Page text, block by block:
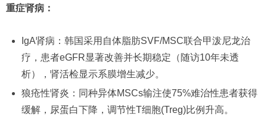
重症肾病：
IgA肾病：韩国采用自体脂肪SVF/MSC联合甲泼尼龙治
疗，患者eGFR显著改善并长期稳定（随访10年未透
析），肾活检显示系膜增生减少。
狼疮性肾炎：同种异体MSCs输注使75%难治性患者获得
缓解，尿蛋白下降，调节性T细胞(Treg)比例升高。